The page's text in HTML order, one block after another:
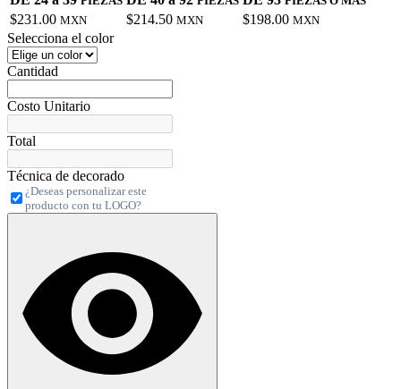
$231.00 MXN $214.50 MXN $198.00 MXN
Selecciona el color
Cantidad
Costo Unitario
Total
Técnica de decorado
¿Deseas personalizar este
producto con tu LOGO?